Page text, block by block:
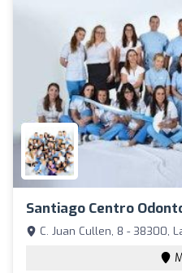
Santiago Centro
C. Juan Cullen, 8 - 38300,